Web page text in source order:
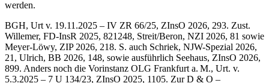
werden.
BGH, Urt v. 19.11.2025 – IV ZR 66/25, ZInsO 2026, 293. Zust.
Willemer, FD-InsR 2025, 821248, Streit/Beron, NZI 2026, 81 sowie
Meyer-Löwy, ZIP 2026, 218. S. auch Schriek, NJW-Spezial 2026,
21, Ulrich, BB 2026, 148, sowie ausführlich Seehaus, ZInsO 2026,
899. Anders noch die Vorinstanz OLG Frankfurt a. M., Urt. v.
5.3.2025 – 7 U 134/23, ZInsO 2025, 1105. Zur D & O –